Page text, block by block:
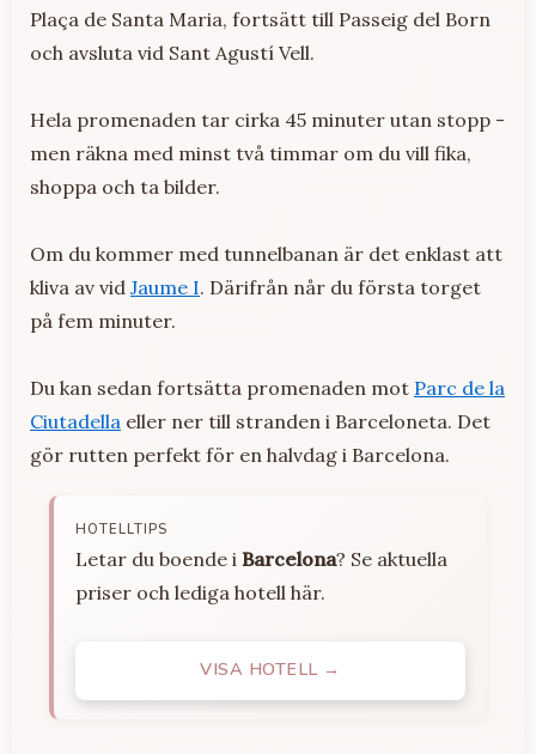
Plaça de Santa Maria, fortsätt till Passeig del Born
och avsluta vid Sant Agustí Vell.
Hela promenaden tar cirka 45 minuter utan stopp -
men räkna med minst två timmar om du vill fika,
shoppa och ta bilder.
Om du kommer med tunnelbanan är det enklast att
kliva av vid Jaume I. Därifrån når du första torget
på fem minuter.
Du kan sedan fortsätta promenaden mot Parc de la
Ciutadella eller ner till stranden i Barceloneta. Det
gör rutten perfekt för en halvdag i Barcelona.
HOTELLTIPS
Letar du boende i Barcelona? Se aktuella
priser och lediga hotell här.
VISA HOTELL →